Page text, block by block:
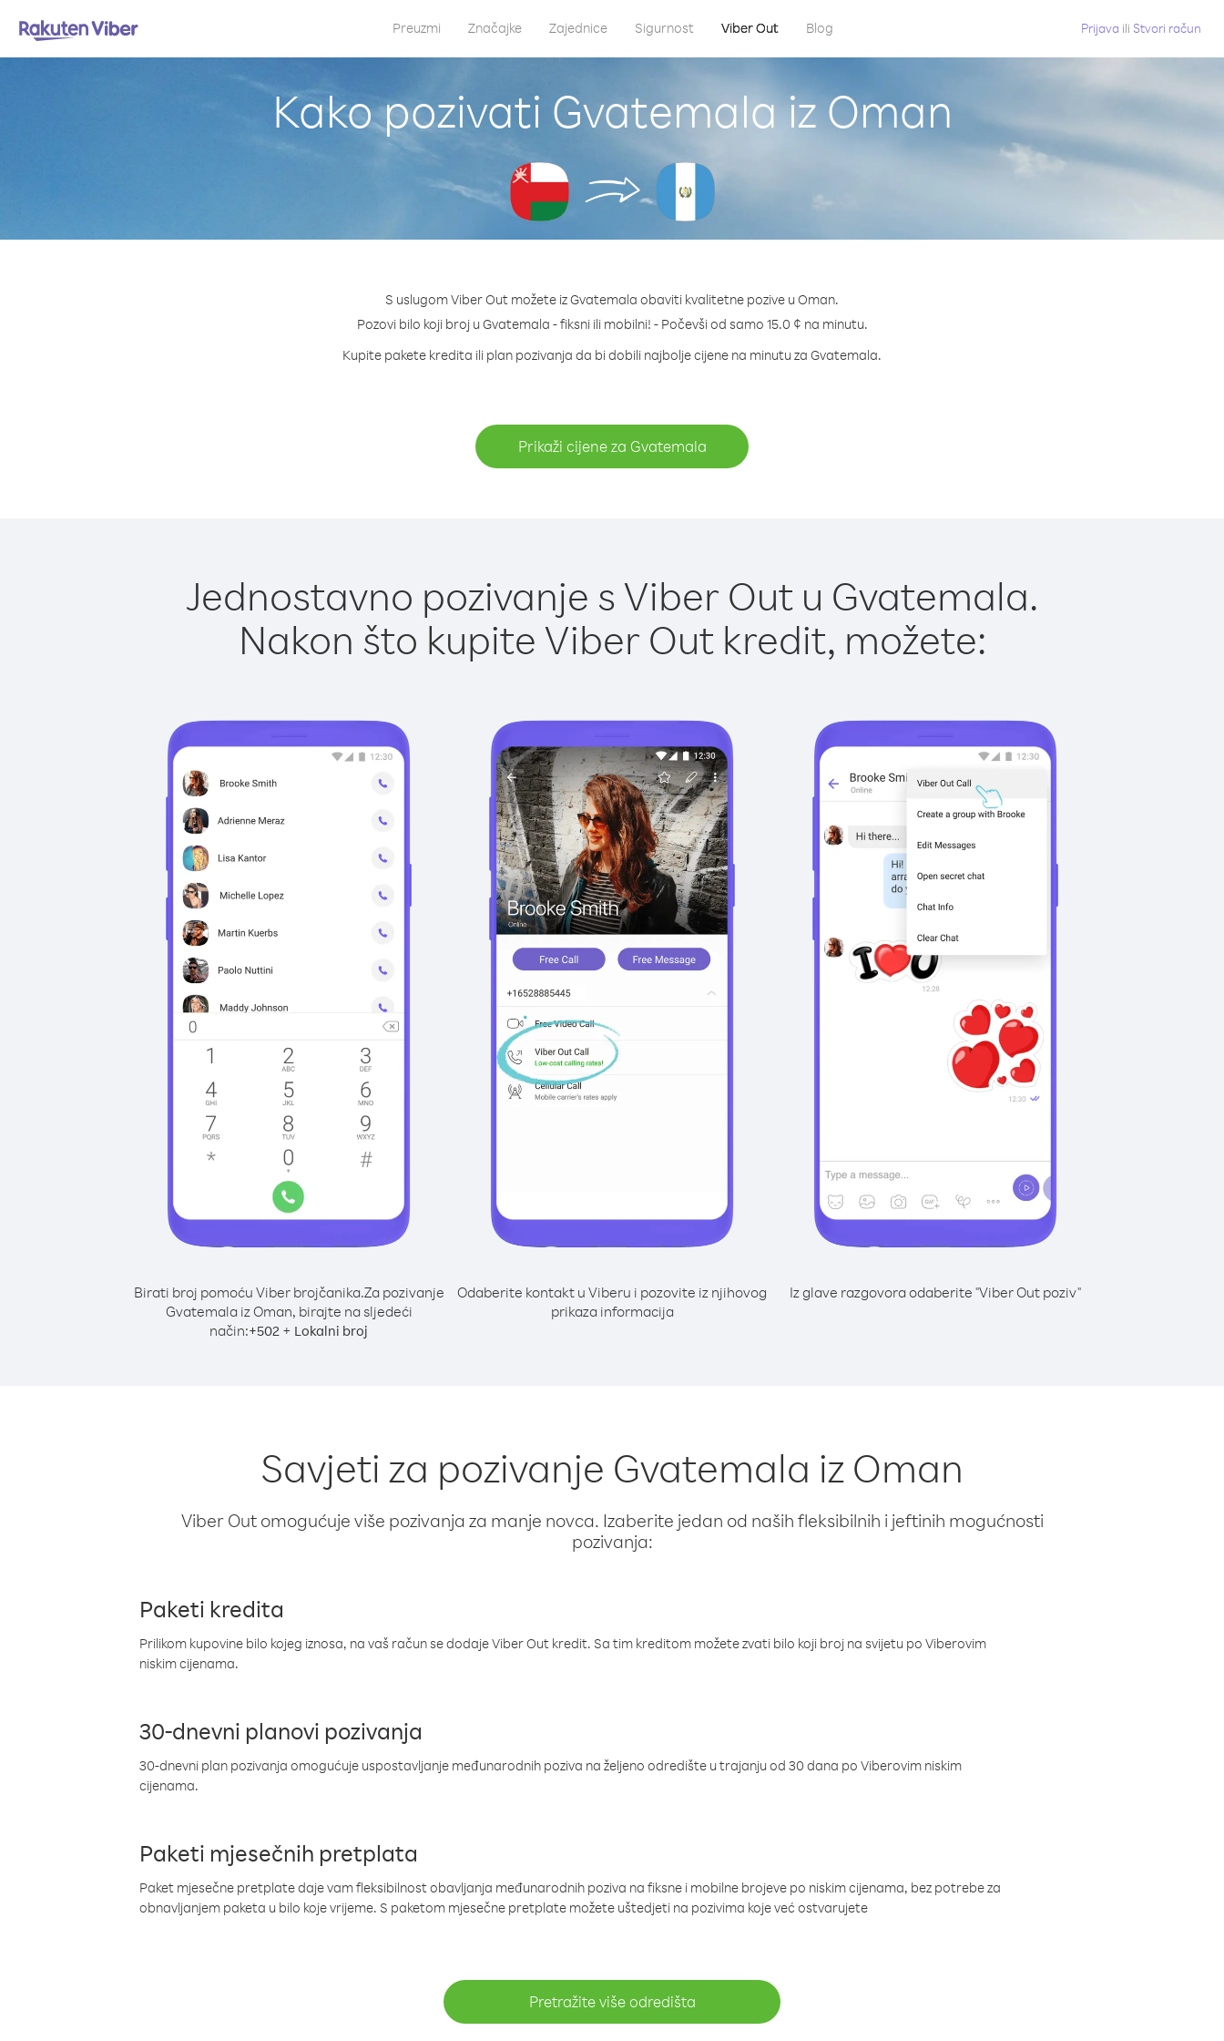
Preuzmi Značajke Zajednice Sigurnost Viber Out Blog Prijava ili Stvori račun
Kako pozivati Gvatemala iz Oman
S uslugom Viber Out možete iz Gvatemala obaviti kvalitetne pozive u Oman.
Pozovi bilo koji broj u Gvatemala - fiksni ili mobilni! - Počevši od samo 15.0 ¢ na minutu.
Kupite pakete kredita ili plan pozivanja da bi dobili najbolje cijene na minutu za Gvatemala.
Prikaži cijene za Gvatemala
Jednostavno pozivanje s Viber Out u Gvatemala.
Nakon što kupite Viber Out kredit, možete:
Birati broj pomoću Viber brojčanika.Za pozivanje
Gvatemala iz Oman, birajte na sljedeći
način:+502 + Lokalni broj
Odaberite kontakt u Viberu i pozovite iz njihovog
prikaza informacija
Iz glave razgovora odaberite "Viber Out poziv"
Savjeti za pozivanje Gvatemala iz Oman
Viber Out omogućuje više pozivanja za manje novca. Izaberite jedan od naših fleksibilnih i jeftinih mogućnosti
pozivanja:
Paketi kredita
Prilikom kupovine bilo kojeg iznosa, na vaš račun se dodaje Viber Out kredit. Sa tim kreditom možete zvati bilo koji broj na svijetu po Viberovim
niskim cijenama.
30-dnevni planovi pozivanja
30-dnevni plan pozivanja omogućuje uspostavljanje međunarodnih poziva na željeno odredište u trajanju od 30 dana po Viberovim niskim
cijenama.
Paketi mjesečnih pretplata
Paket mjesečne pretplate daje vam fleksibilnost obavljanja međunarodnih poziva na fiksne i mobilne brojeve po niskim cijenama, bez potrebe za
obnavljanjem paketa u bilo koje vrijeme. S paketom mjesečne pretplate možete uštedjeti na pozivima koje već ostvarujete
Pretražite više odredišta